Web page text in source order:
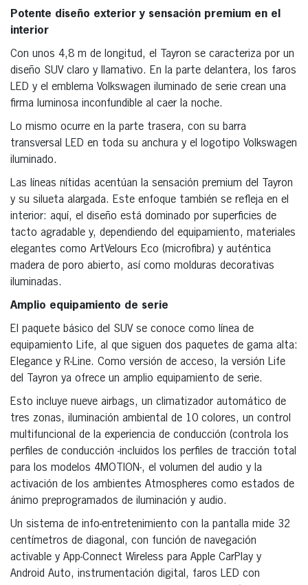
Potente diseño exterior y sensación premium en el
interior
Con unos 4,8 m de longitud, el Tayron se caracteriza por un
diseño SUV claro y llamativo. En la parte delantera, los faros
LED y el emblema Volkswagen iluminado de serie crean una
firma luminosa inconfundible al caer la noche.
Lo mismo ocurre en la parte trasera, con su barra
transversal LED en toda su anchura y el logotipo Volkswagen
iluminado.
Las líneas nítidas acentúan la sensación premium del Tayron
y su silueta alargada. Este enfoque también se refleja en el
interior: aquí, el diseño está dominado por superficies de
tacto agradable y, dependiendo del equipamiento, materiales
elegantes como ArtVelours Eco (microfibra) y auténtica
madera de poro abierto, así como molduras decorativas
iluminadas.
Amplio equipamiento de serie
El paquete básico del SUV se conoce como línea de
equipamiento Life, al que siguen dos paquetes de gama alta:
Elegance y R-Line. Como versión de acceso, la versión Life
del Tayron ya ofrece un amplio equipamiento de serie.
Esto incluye nueve airbags, un climatizador automático de
tres zonas, iluminación ambiental de 10 colores, un control
multifuncional de la experiencia de conducción (controla los
perfiles de conducción -incluidos los perfiles de tracción total
para los modelos 4MOTION-, el volumen del audio y la
activación de los ambientes Atmospheres como estados de
ánimo preprogramados de iluminación y audio.
Un sistema de info-entretenimiento con la pantalla mide 32
centímetros de diagonal, con función de navegación
activable y App-Connect Wireless para Apple CarPlay y
Android Auto, instrumentación digital, faros LED con